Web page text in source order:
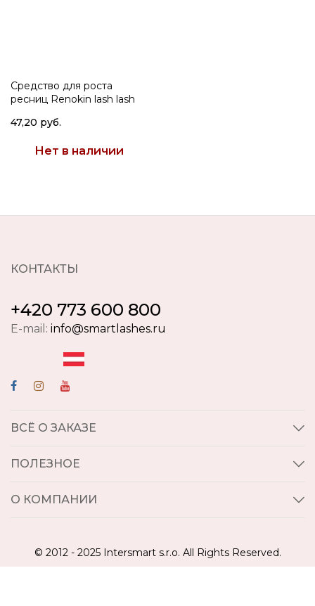
Средство для роста
ресниц Renokin lash lash
47,20 руб.
Нет в наличии
КОНТАКТЫ
+420 773 600 800
E-mail: info@smartlashes.ru
ВСЁ О ЗАКАЗЕ
ПОЛЕЗНОЕ
О КОМПАНИИ
© 2012 - 2025 Intersmart s.r.o. All Rights Reserved.